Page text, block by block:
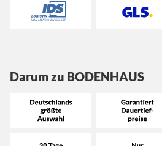
Darum zu BODENHAUS